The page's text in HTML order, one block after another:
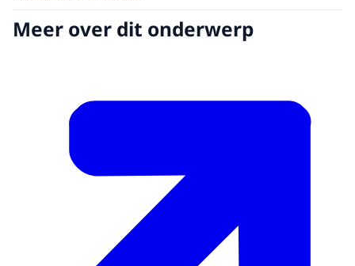
Meer over dit onderwerp